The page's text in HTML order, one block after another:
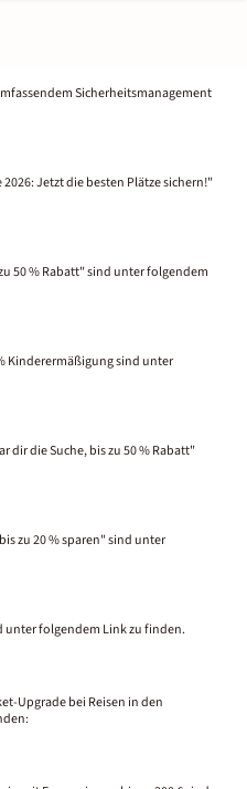
Sicherheitsmanagement
Jetzt die besten Plätze sichern!"
50 % Rabatt" sind unter folgendem
Kinderermäßigung sind unter
dir die Suche, bis zu 50 % Rabatt"
zu 20 % sparen" sind unter
unter folgendem Link zu finden.
Upgrade bei Reisen in den